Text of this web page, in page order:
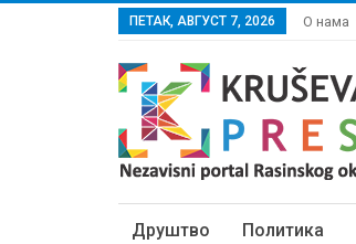
ПЕТАК, АВГУСТ 7, 2026 О нама
Друштво Политика